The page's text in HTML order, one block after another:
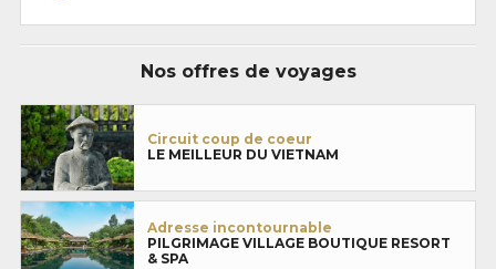
Nos offres de voyages
Circuit coup de coeur
LE MEILLEUR DU VIETNAM
Adresse incontournable
PILGRIMAGE VILLAGE BOUTIQUE RESORT
& SPA